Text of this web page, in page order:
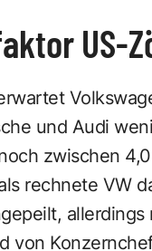
US-
und Audi
zwischen
rechnete VW
von